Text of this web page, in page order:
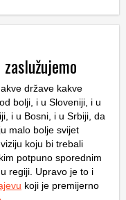
države kakve
bolji, i u Sloveniji, i u
i u Bosni, i u Srbiji, da
malo bolje svijet
koju bi trebali
potpuno sporednim
regiji. Upravo je to i
koji je premijerno